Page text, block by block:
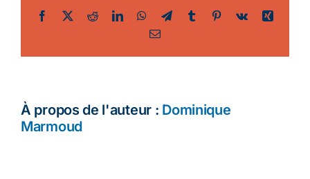
Facebook
TwitterRedditLinkedInWhatsApp
TelegramTumblr Pinterest
Vk
Xing
Email
À propos de l'auteur : Dominique
Marmoud